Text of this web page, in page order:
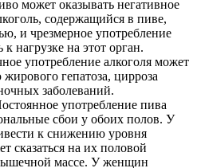
может оказывать негативное
содержащийся в пиве,
и чрезмерное употребление
нагрузке на этот орган.
употребление алкоголя может
гепатоза, цирроза
заболеваний.
употребление пива
сбои у обоих полов. У
к снижению уровня
сказаться на их половой
массе. У женщин